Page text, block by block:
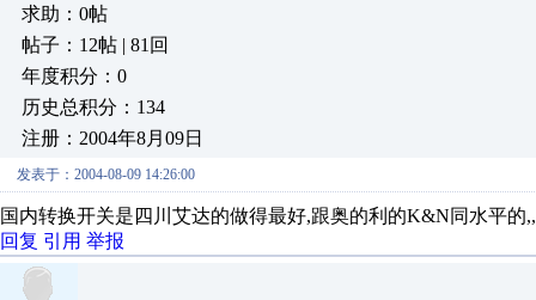
求助：0帖
帖子：12帖 | 81回
年度积分：0
历史总积分：134
注册：2004年8月09日
发表于：2004-08-09 14:26:00
国内转换开关是四川艾达的做得最好,跟奥的利的K&N同水平的
回复 引用 举报